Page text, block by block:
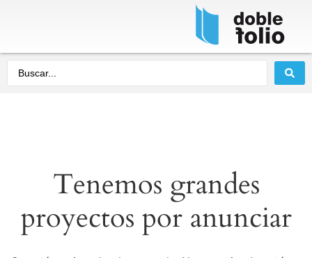
Tenemos grandes
proyectos por anunciar